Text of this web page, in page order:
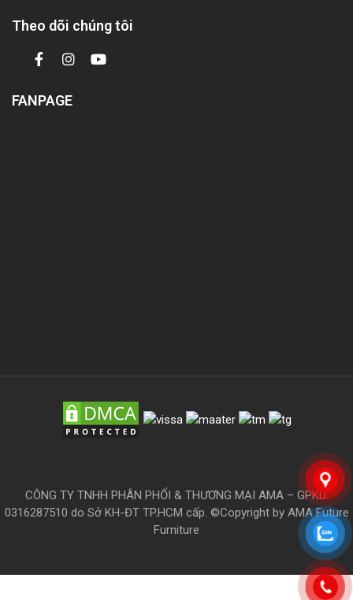
Theo dõi chúng tôi
FANPAGE
CÔNG TY TNHH PHÂN PHỐI & THƯƠNG MẠI AMA – GPKD:
0316287510 do Sở KH-ĐT TP.HCM cấp. ©Copyright by AMA Future
Furniture